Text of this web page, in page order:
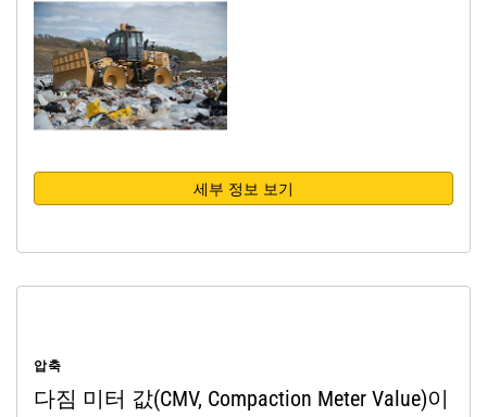
세부 정보 보기
압축
다짐 미터 값(CMV, Compaction Meter Value)이